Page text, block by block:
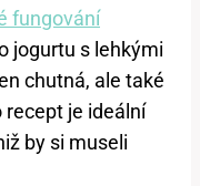
fungování
jogurtu s lehkými
chutná, ale také
recept je ideální
by si museli